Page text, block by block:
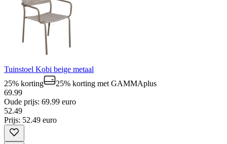
Tuinstoel Kobi beige metaal
25% korting
25% korting met GAMMAplus
69.99
Oude prijs: 69.99 euro
52.49
Prijs: 52.49 euro